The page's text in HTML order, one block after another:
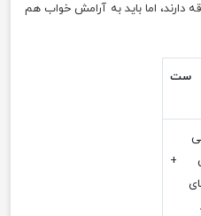
دارند، اما باید به آرامش خواب هم
ست
+